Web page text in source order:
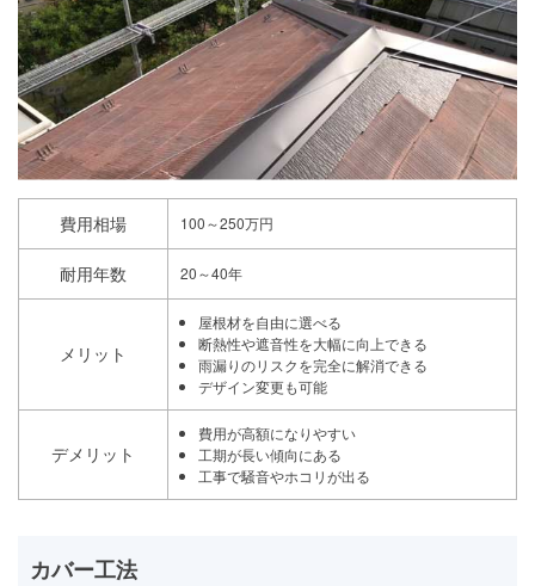
費用相場 100～250万円
耐用年数 20～40年
メリット
屋根材を自由に選べる
断熱性や遮音性を大幅に向上できる
雨漏りのリスクを完全に解消できる
デザイン変更も可能
デメリット
費用が高額になりやすい
工期が長い傾向にある
工事で騒音やホコリが出る
カバー工法